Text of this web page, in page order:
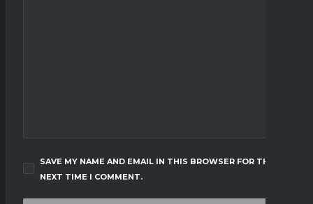
SAVE MY NAME AND EMAIL IN THIS BROWSER FOR THE
NEXT TIME I COMMENT.